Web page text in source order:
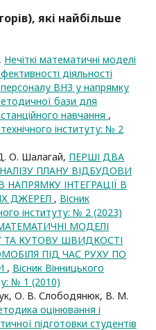
які найбільше
Нечіткі математичні моделі
діяльності
ВНЗ у напрямку
бази для
навчання ,
інституту: № 2
О. Шалагай, ПЕРШІ ДВА
ПЛАНУ ВІДБУДОВИ
НАПРЯМКУ ІНТЕГРАЦІЇ В
ДЖЕРЕЛ , Вісник
інституту: № 2 (2023)
МОДЕЛІ
ТА КУТОВУ ШВИДКОСТІ
ПІД ЧАС РУХУ ПО
, Вісник Вінницького
№ 1 (2010)
О. В. Слободянюк, В. М.
оцінювання і
підготовки студентів